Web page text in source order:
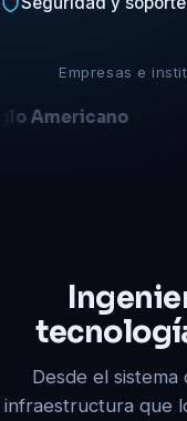
Empresas e
Concejo
Desde el
infraestructura que